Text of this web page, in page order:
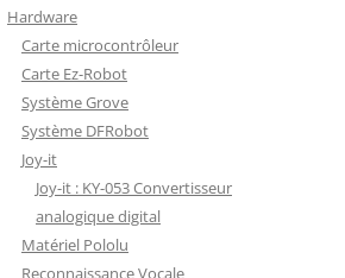
Hardware
Carte microcontrôleur
Carte Ez-Robot
Système Grove
Système DFRobot
Joy-it
Joy-it : KY-053 Convertisseur
analogique digital
Matériel Pololu
Reconnaissance Vocale